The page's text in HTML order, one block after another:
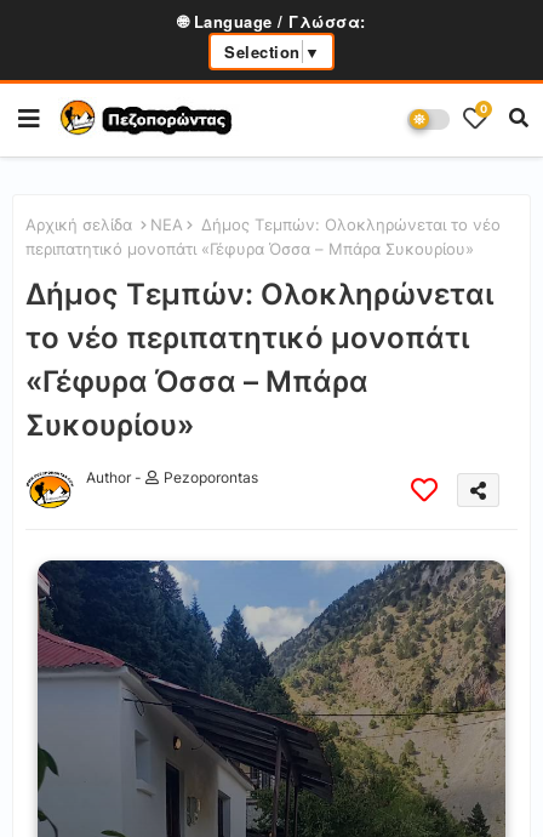
🌐 Language / Γλώσσα:
Selection ▼
0
Αρχική σελίδα ΝΕΑ
Δήμος Τεμπών: Ολοκληρώνεται το νέο
περιπατητικό μονοπάτι «Γέφυρα Όσσα – Μπάρα Συκουρίου»
Δήμος Τεμπών: Ολοκληρώνεται
το νέο περιπατητικό μονοπάτι
«Γέφυρα Όσσα – Μπάρα
Συκουρίου»
Author - Pezoporontas